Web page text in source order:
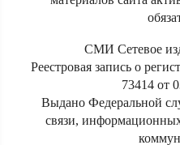
СМИ Сетевое
Реестровая запись о
73414 от
Выдано Федеральной
связи,